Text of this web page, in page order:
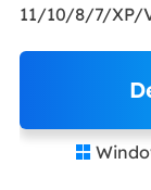
11/10/8/7/XP/
